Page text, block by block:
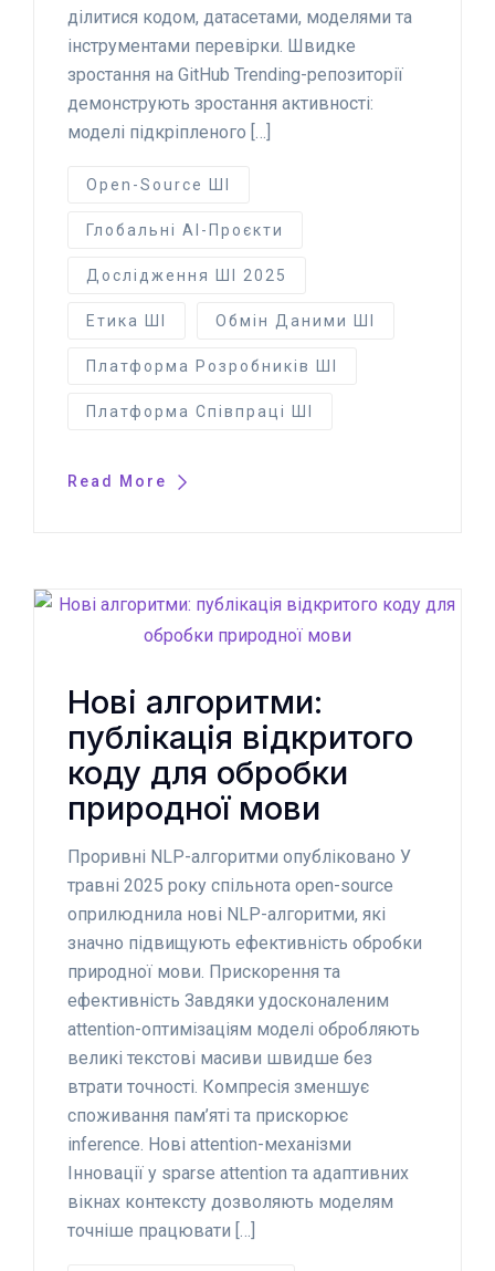
ділитися кодом, датасетами, моделями та
інструментами перевірки. Швидке
зростання на GitHub Trending-репозиторії
демонструють зростання активності:
моделі підкріпленого […]
Open-Source ШІ
Глобальні AI-Проєкти
Дослідження ШІ 2025
Етика ШІ Обмін Даними ШІ
Платформа Розробників ШІ
Платформа Співпраці ШІ
Read More
Нові алгоритми:
публікація відкритого
коду для обробки
природної мови
Проривні NLP-алгоритми опубліковано У
травні 2025 року спільнота open-source
оприлюднила нові NLP-алгоритми, які
значно підвищують ефективність обробки
природної мови. Прискорення та
ефективність Завдяки удосконаленим
attention-оптимізаціям моделі обробляють
великі текстові масиви швидше без
втрати точності. Компресія зменшує
споживання пам’яті та прискорює
inference. Нові attention-механізми
Інновації у sparse attention та адаптивних
вікнах контексту дозволяють моделям
точніше працювати […]